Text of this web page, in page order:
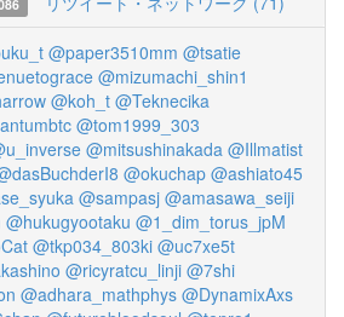
@paper3510mm @tsatie
@mizumachi_shin1
@koh_t @Teknecika
@tom1999_303
@mitsushinakada @Illmatist
@okuchap @ashiato45
@sampasj @amasawa_seiji
@hukugyootaku @1_dim_torus_jpM
@tkp034_803ki @uc7xe5t
@ricyratcu_linji @7shi
@adhara_mathphys @DynamixAxs